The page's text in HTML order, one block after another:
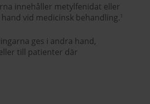
innehåller metylfenidat eller
vid medicinsk behandling.1
ges i andra hand,
till patienter där